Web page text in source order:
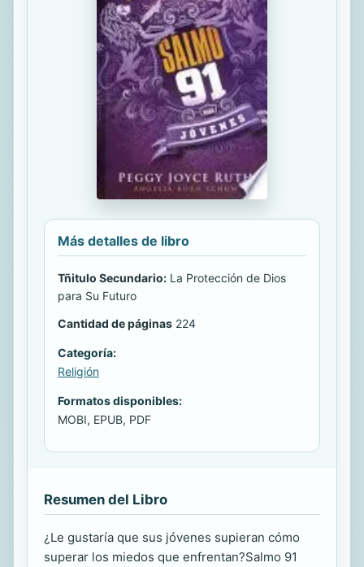
Más detalles de libro
Tñitulo Secundario: La Protección de Dios
para Su Futuro
Cantidad de páginas 224
Categoría:
Religión
Formatos disponibles:
MOBI, EPUB, PDF
Resumen del Libro
¿Le gustaría que sus jóvenes supieran cómo
superar los miedos que enfrentan?Salmo 91